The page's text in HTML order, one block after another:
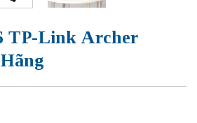
TP-Link Archer